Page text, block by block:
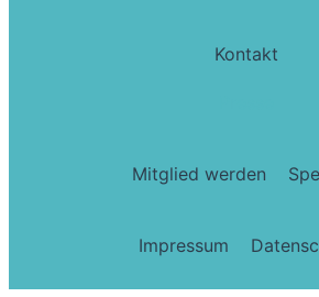
Kontakt
Mitglied werden
Impressum